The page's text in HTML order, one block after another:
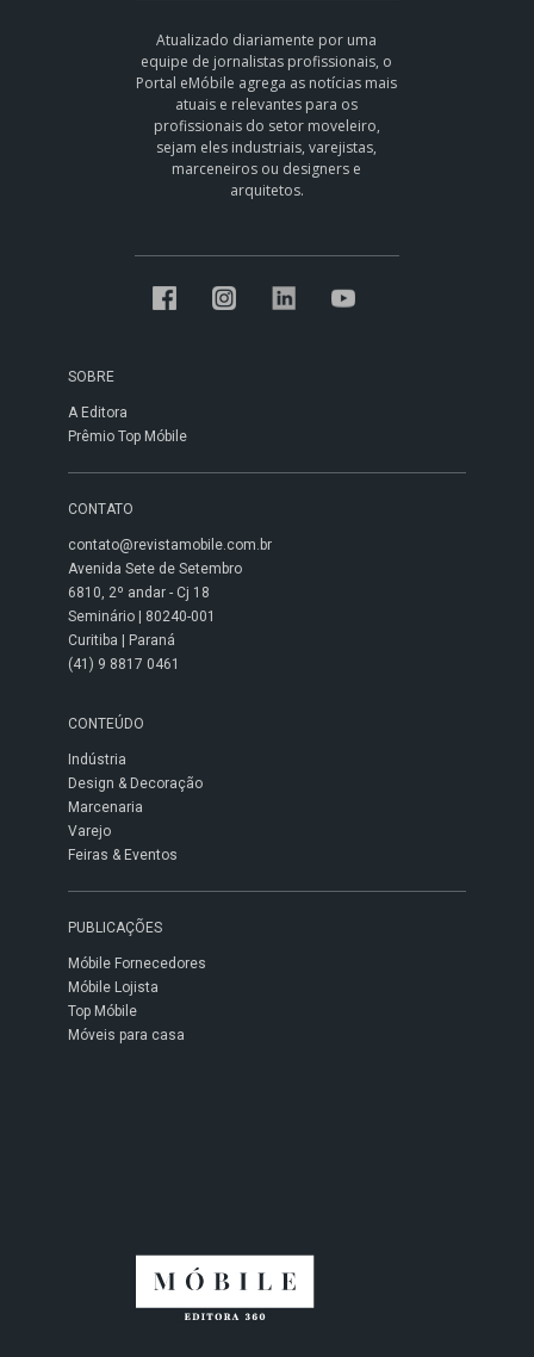
Atualizado diariamente por uma
equipe de jornalistas profissionais, o
Portal eMóbile agrega as notícias mais
atuais e relevantes para os
profissionais do setor moveleiro,
sejam eles industriais, varejistas,
marceneiros ou designers e
arquitetos.
SOBRE
A Editora
Prêmio Top Móbile
CONTATO
contato@revistamobile.com.br
Avenida Sete de Setembro
6810, 2º andar - Cj 18
Seminário | 80240-001
Curitiba | Paraná
(41) 9 8817 0461
CONTEÚDO
Indústria
Design & Decoração
Marcenaria
Varejo
Feiras & Eventos
PUBLICAÇÕES
Móbile Fornecedores
Móbile Lojista
Top Móbile
Móveis para casa